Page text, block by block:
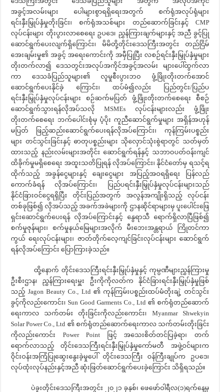
အခွင့်အလမ်းများ ပေါများစွာရရှိရေးအတွက် စက်ရုံအလုပ်ရုံများ
ရင်းနှီးမြှုပ်နှံမှုတိုးခြင်း၊ စက်ရုံအသစ်များ တည်ဆောက်ခြင်းနှင့် CMP
လုပ်ငန်းများ တိုးပွားလာစေရေး ဥပဒေ၊ ညွှန်ကြားချက်များနှင့် အညီ ခွင့်ပြု
ဆောင်ရွက်ပေးလျက်ရှိကြောင်း၊ မိမိတို့တိုင်းဒေသကြီးအတွင်း တည်ငြိမ်
အေးချမ်းမှု၏ အခွင့် အရေးကောင်းကို အမှီပြုပြီး လစဉ်ရင်းနှီးမြှုပ်နှံမှုများ
တိုးတက်လာ၍ ဒေသတွင်းအလုပ်အကိုင်အခွင့်အလမ်း များပေါ်ထွက်လာ
ကာ ဒေသခံပြည်သူများ၏ လူမှုစီးပွားဘဝ ဖွံ့ဖြိုးတိုးတက်အောင်
ဆောင်ရွက်ပေးနိုင်ခဲ့ ကြောင်း၊ ထပ်မံ၍လည်း ပြည်တွင်း/ပြည်ပ
ရင်းနှီးမြှုပ်နှံမှုလုပ်ငန်းများ စဉ်ဆက်မပြတ် ဖွံ့ဖြိုးတိုးတက်စေရေး စီစဉ်
ဆောင်ရွက်သွားရန်လိုအပ်သလို MSMEs လုပ်ငန်းများလည်း ဖွံ့ဖြိုး
တိုးတက်စေရေး ဘက်ပေါင်းစုံမှ ပံ့ပိုး ကူညီဆောင်ရွက်မှုများ အရှိန်အဟုန်
မပြတ် ဖြည့်ဆည်းဆောင်ရွက်ပေးရန်လိုအပ်ကြောင်း၊ ကုန်ကြမ်းပစ္စည်း
များ တင်သွင်းခြင်းနှင့် ဓာတုပစ္စည်းများ သိုလှောင်သုံးစွဲရာတွင် သတ်မှတ်
ထားသည့် နည်းလမ်းများအတိုင်း ဆောင်ရွက်ရန်နှင့် သဘာဝပတ်ဝန်းကျင်
ထိခိုက်မှုမရှိစေရေး အထူးသတိပြုရန် လိုအပ်ကြောင်း၊ နိုင်ငံတော်မှ ရသင့်ရ
ထိုက်သည့် အခွန်ငွေများနှင့် ချေးငွေများ အပြည့်အဝရရှိရေး ပြန်လည်
ကောက်ခံရန် လိုအပ်ကြောင်း၊ ပြည်ပရင်းနှီးမြှုပ်နှံမှုလုပ်ငန်းများသည်
နိုင်ငံခြားဝင်ငွေရရှိပြီး တိုင်းပြည်အတွက် အလွန်အကျိုးရှိသည့် လုပ်ငန်း
တစ်ခုဖြစ်၍ လိုအပ်သည့် အခက်အခဲများကို ဌာနဆိုင်ရာများမှ ပူးပေါင်းဖြေ
ရှင်းဆောင်ရွက်ပေးရန် လိုအပ်ကြောင်းနှင့် နွေရာသီ ရောက်ရှိလာပြီဖြစ်၍
စက်မှုဇုန်များ၊ စက်မှုနယ်မြေများအလိုက် မီးဘေးအန္တရာယ် ကြိုတင်ကာ
ကွယ် ရေးလုပ်ငန်းများ၊ ဇာတ်တိုက်လေ့ကျင်ခြင်းလုပ်ငန်းများ ဆောင်ရွက်
ရန်လိုအပ်ကြောင်း ပြောကြားခဲ့သည်။
ထို့နောက် တိုင်းဒေသကြီးရင်းနှီးမြှုပ်နှံမှုနှင့် ကုမ္ပဏီများညွှန်ကြားမှု
ဦးစီးဌာန၊ ညွှန်ကြားရေးမှူး ဦးကိုကိုလတ်က နိုင်ငံခြားရင်းနှီးမြှုပ်နှံမှုဖြစ်
သည့် Jagon Beauty Co., Ltd ၏ ကုန်ကြမ်းပစ္စည်းထပ်မံတိုးချဲ့ တင်သွင်း
ခွင့်ကိုလည်းကောင်း၊ Sun Good Garments Co., Ltd ၏ စက်ရုံတည်ဆောက်
ရေးကာလ သက်တမ်း တိုးခြင်းကိုလည်းကောင်း၊ Myanmar Shwekyin
Solar Power Co., Ltd ၏ စက်ရုံတည်ဆောက်ရေးကာလ သက်တမ်းတိုးခြင်း
ကိုလည်းကောင်း Power Point ဖြင့် အသေးစိတ်တင်ပြခဲ့ရာ၊ တက်
ရောက်လာသည့် တိုင်းဒေသကြီးရင်းနှီးမြှုပ်နှံမှုကော်မတီ အဖွဲ့ဝင်များက
ဝိုင်းဝန်းအကြံပြုဆွေးနွေးခဲ့မှုပေါ် တိုင်းဒေသကြီး ဝန်ကြီးချုပ်က ဥပဒေ၊
လုပ်ထုံးလုပ်နည်းနှင့်အညီ ဆုံးဖြတ်ဆောင်ရွက်ပေးခဲ့ကြောင်း သိရှိရသည်။
ပဲခူးတိုင်းဒေသကြီးအတွင်း ၂၀၂၁ ခုနှစ်၊ ဖေဖော်ဝါရီလ(၁)ရက်နေ့မှ